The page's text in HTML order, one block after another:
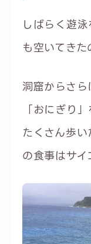
しばらく遊
も空いてきた
洞窟からさ
「おにぎり
たくさん歩
の食事はサイ